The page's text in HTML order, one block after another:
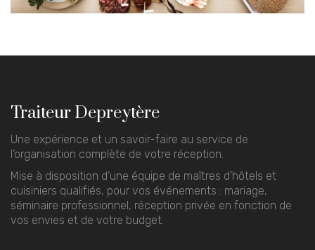
Traiteur Depreytère
Une expérience et un savoir-faire au service de
l’organisation complète de votre réception.
Mise à disposition d’une équipe de maîtres d’hôtels et
cuisiniers qualifiés, pour vos événements : mariage,
séminaire professionnel, réception privée en fonction de
vos envies et de votre budget.